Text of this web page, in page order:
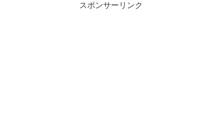
スポンサーリンク